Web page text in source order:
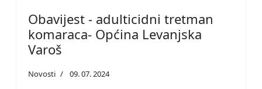
Obavijest - adulticidni tretman
komaraca- Općina Levanjska
Varoš
Novosti 09. 07. 2024